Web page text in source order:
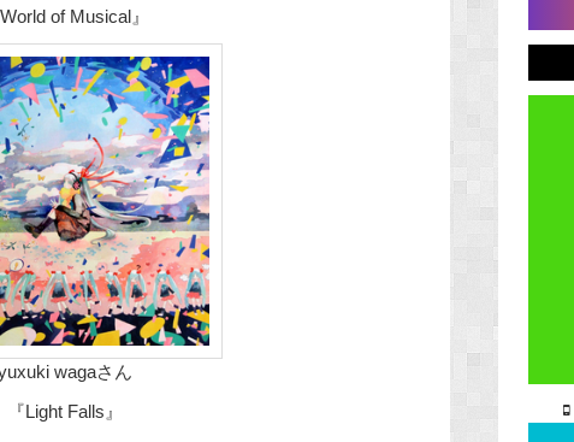
of Musical』
wagaさん
『Light Falls』